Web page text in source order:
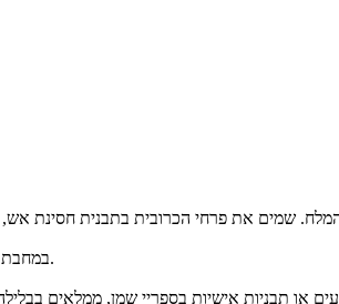
במחבת טפלון עם מעט ספריי שמן מטגנים את הבצל והכרישה. מצננים ומוסיפים לכרובית המעוכה.